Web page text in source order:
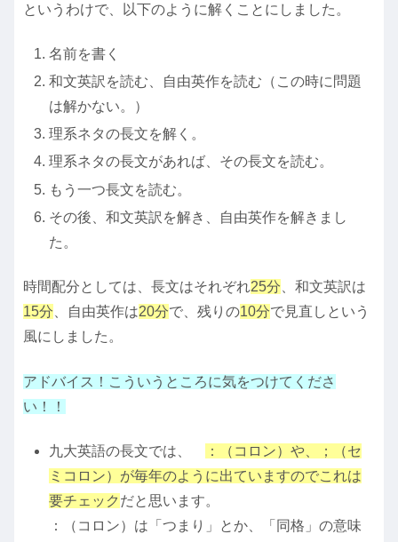
というわけで、以下のように解くことにしました。
名前を書く
和文英訳を読む、自由英作を読む（この時に問題
は解かない。）
理系ネタの長文を解く。
理系ネタの長文があれば、その長文を読む。
もう一つ長文を読む。
その後、和文英訳を解き、自由英作を解きまし
た。
時間配分としては、長文はそれぞれ25分 、和文英訳は
15分 、自由英作は20分で、残りの10分で見直しという
風にしました。
アドバイス！こういうところに気をつけてくださ
い！！
九大英語の長文では、
：（コロン）や、；（セ
ミコロン）が毎年のように出ていますのでこれは
要チェック だと思います。
：（コロン）は「つまり」とか、「同格」の意味